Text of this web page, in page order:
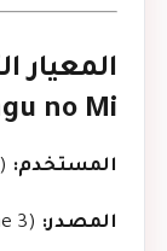
المعيار
no Mi
المستخدم:
المصدر: